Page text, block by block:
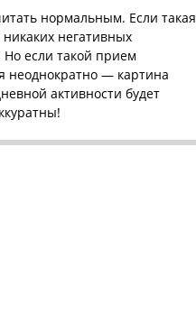
нормальным. Если такая
негативных
Но если такой прием
неоднократно — картина
активности будет